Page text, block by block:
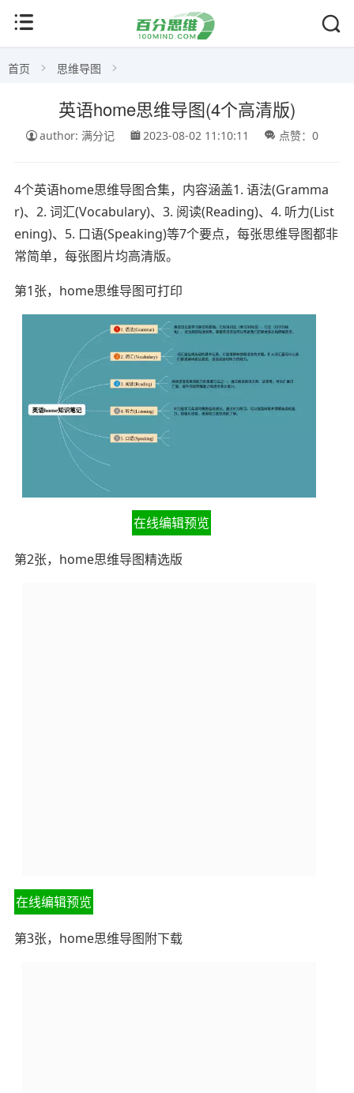
首页 思维导图
英语home思维导图(4个高清版)
author: 满分记 2023-08-02 11:10:11 点赞：0
4个英语home思维导图合集，内容涵盖1. 语法(Gramma
r)、2. 词汇(Vocabulary)、3. 阅读(Reading)、4. 听力(List
ening)、5. 口语(Speaking)等7个要点，每张思维导图都非
常简单，每张图片均高清版。
第1张，home思维导图可打印
在线编辑预览
第2张，home思维导图精选版
在线编辑预览
第3张，home思维导图附下载